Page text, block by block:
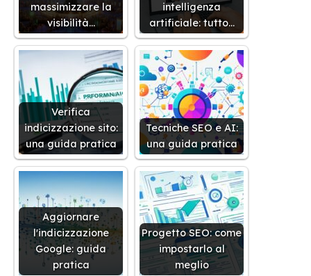
massimizzare la
visibilità…
intelligenza
artificiale: tutto…
Verifica
indicizzazione sito:
una guida pratica
Tecniche SEO e AI:
una guida pratica
Aggiornare
l'indicizzazione
Google: guida
pratica
Progetto SEO: come
impostarlo al
meglio